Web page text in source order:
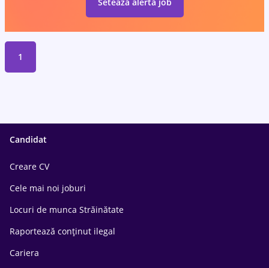
1
Candidat
Creare CV
Cele mai noi joburi
Locuri de munca Străinătate
Raportează conținut ilegal
Cariera